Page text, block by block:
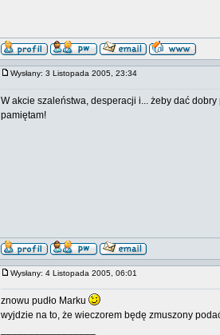
Wysłany: 3 Listopada 2005, 23:34
W akcie szaleństwa, desperacji i... żeby dać dobry
pamiętam!
Wysłany: 4 Listopada 2005, 06:01
znowu pudło Marku
wyjdzie na to, że wieczorem będę zmuszony